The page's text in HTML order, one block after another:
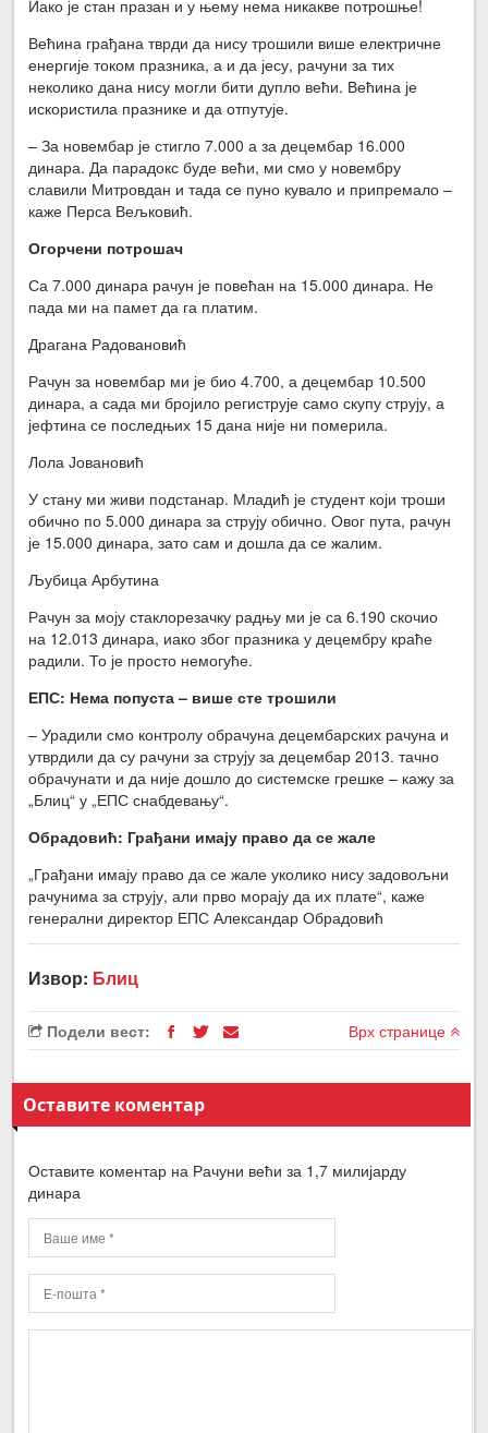
Иако је стан празан и у њему нема никакве потрошње!
Већина грађана тврди да нису трошили више електричне
енергије током празника, а и да јесу, рачуни за тих
неколико дана нису могли бити дупло већи. Већина је
искористила празнике и да отпутује.
– За новембар је стигло 7.000 а за децембар 16.000
динара. Да парадокс буде већи, ми смо у новембру
славили Митровдан и тада се пуно кувало и припремало –
каже Перса Вељковић.
Огорчени потрошач
Са 7.000 динара рачун је повећан на 15.000 динара. Не
пада ми на памет да га платим.
Драгана Радовановић
Рачун за новембар ми је био 4.700, а децембар 10.500
динара, а сада ми бројило региструје само скупу струју, а
јефтина се последњих 15 дана није ни померила.
Лола Јовановић
У стану ми живи подстанар. Младић је студент који троши
обично по 5.000 динара за струју обично. Овог пута, рачун
је 15.000 динара, зато сам и дошла да се жалим.
Љубица Арбутина
Рачун за моју стаклорезачку радњу ми је са 6.190 скочио
на 12.013 динара, иако због празника у децембру краће
радили. То је просто немогуће.
ЕПС: Нема попуста – више сте трошили
– Урадили смо контролу обрачуна децембарских рачуна и
утврдили да су рачуни за струју за децембар 2013. тачно
обрачунати и да није дошло до системске грешке – кажу за
„Блиц“ у „ЕПС снабдевању“.
Обрадовић: Грађани имају право да се жале
„Грађани имају право да се жале уколико нису задовољни
рачунима за струју, али прво морају да их плате“, каже
генерални директор ЕПС Александар Обрадовић
Извор: Блиц
Подели вест: Врх странице
Оставите коментар
Оставите коментар на Рачуни већи за 1,7 милијарду
динара